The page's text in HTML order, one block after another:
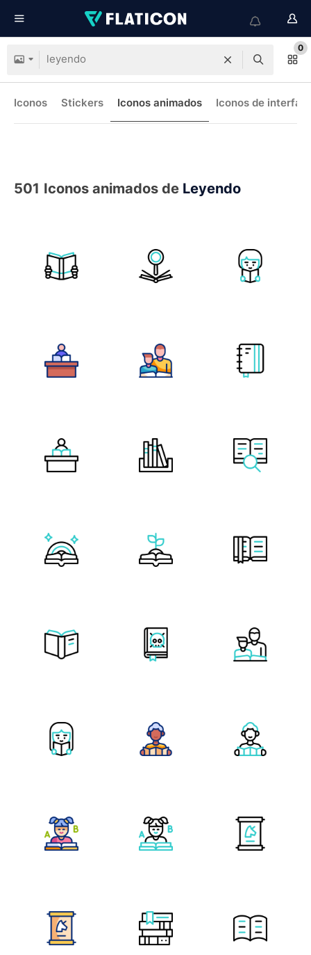
0
Iconos Stickers Iconos animados Iconos de interfaz
501 Iconos animados de Leyendo